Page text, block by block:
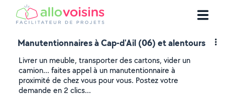
Manutentionnaires à Cap-d'Ail (06) et alentours
Livrer un meuble, transporter des cartons, vider un
camion... faites appel à un manutentionnaire à
proximité de chez vous pour vous. Postez votre
demande en 2 clics...